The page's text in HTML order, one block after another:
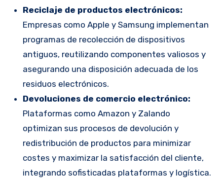
Reciclaje de productos electrónicos:
Empresas como Apple y Samsung implementan
programas de recolección de dispositivos
antiguos, reutilizando componentes valiosos y
asegurando una disposición adecuada de los
residuos electrónicos.
Devoluciones de comercio electrónico:
Plataformas como Amazon y Zalando
optimizan sus procesos de devolución y
redistribución de productos para minimizar
costes y maximizar la satisfacción del cliente,
integrando sofisticadas plataformas y logística.